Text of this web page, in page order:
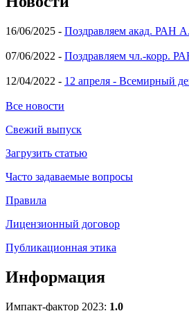
16/06/2025 - Поздравляем акад. РАН
07/06/2022 - Поздравляем чл.-корр.
12/04/2022 - 12 апреля - Всемирный
Все новости
Свежий выпуск
Загрузить статью
Часто задаваемые вопросы
Правила
Лицензионный договор
Публикационная этика
Информация
Импакт-фактор 2023: 1.0